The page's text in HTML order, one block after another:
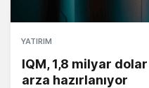
YATIRIM
IQM, 1,8 milyar
arza hazırlanıyor